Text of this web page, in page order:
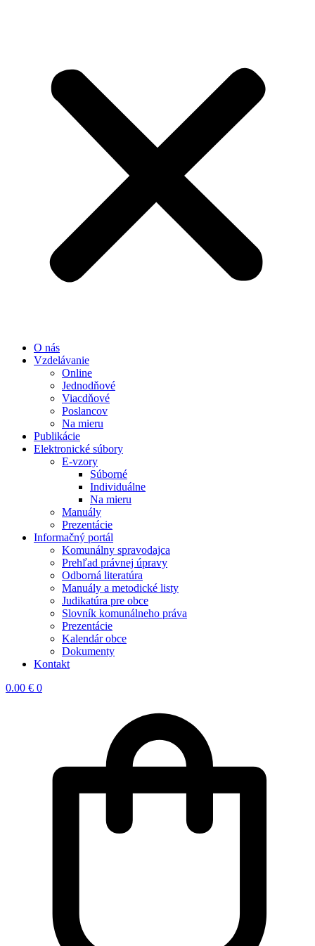
O nás
Vzdelávanie
Online
Jednodňové
Viacdňové
Poslancov
Na mieru
Publikácie
Elektronické súbory
E-vzory
Súborné
Individuálne
Na mieru
Manuály
Prezentácie
Informačný portál
Komunálny spravodajca
Prehľad právnej úpravy
Odborná literatúra
Manuály a metodické listy
Judikatúra pre obce
Slovník komunálneho práva
Prezentácie
Kalendár obce
Dokumenty
Kontakt
0.00 € 0